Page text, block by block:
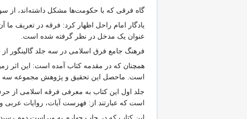
گاه فرقی که با حکومت‌ها مشکل داشته‌اند، از
یادگار امام راحل اظهار کرد: فرقه در تعریف
عنوان یک مدخل در نظر گرفته شده است.
فرهنگ جامع فرق اسلامی در سه جلد گالینگور
همچنان که در مقدمه کتاب آمده است: این اثر
است. ماحصل این تحقیق و پژوهش مجموعه سه
جلد اول این کتاب به معرفی فرقه اسلامی
است که عبارتند از: فهرست آیات، روایات عربی و